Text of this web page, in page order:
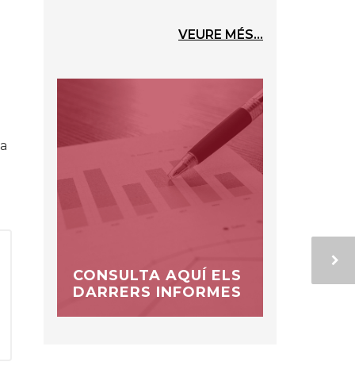
VEURE MÉS...
CONSULTA AQUÍ ELS
DARRERS INFORMES